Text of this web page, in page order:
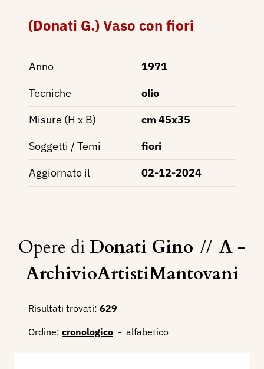
(Donati G.) Vaso con fiori
Anno
1971
Tecniche
olio
Misure (H x B)
cm 45x35
Soggetti / Temi
fiori
Aggiornato il
02-12-2024
Opere diDonati Gino // A -
ArchivioArtistiMantovani
Risultati trovati: 629
Ordine: cronologico - alfabetico